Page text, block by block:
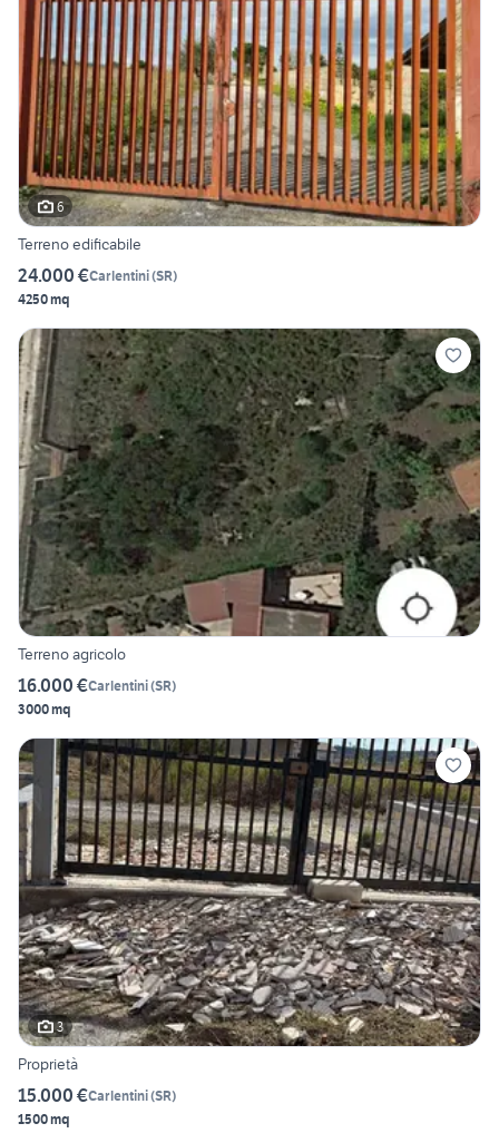
6
Terreno edificabile
24.000 €Carlentini(SR)
4250 mq
Terreno agricolo
16.000 €Carlentini(SR)
3000 mq
3
Proprietà
15.000 €Carlentini(SR)
1500 mq